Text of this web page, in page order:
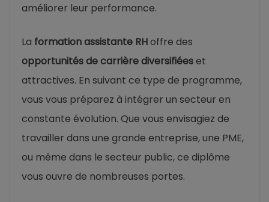
améliorer leur performance.
La formation assistante RHoffre des
opportunités de carrière diversifiéeset
attractives. En suivant ce type de programme,
vous vous préparez à intégrer un secteur en
constante évolution. Que vous envisagiez de
travailler dans une grande entreprise, une PME,
ou même dans le secteur public, ce diplôme
vous ouvre de nombreuses portes.